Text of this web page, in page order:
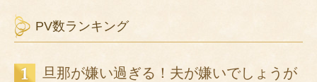
PV数ランキング
旦那が嫌い過ぎる！夫が嫌いでしょうが